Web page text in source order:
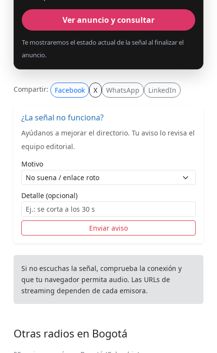
Ver anuncio y consultar
Te mostraremos el estado actual de la señal al finalizar el
anuncio.
Compartir: Facebook X WhatsApp LinkedIn
¿La señal no funciona?
Ayúdanos a mejorar el directorio. Tu aviso lo revisa el
equipo editorial.
Motivo
Detalle (opcional)
Enviar aviso
Si no escuchas la señal, comprueba la conexión y
que tu navegador permita audio. Las URLs de
streaming dependen de cada emisora.
Otras radios en Bogotá